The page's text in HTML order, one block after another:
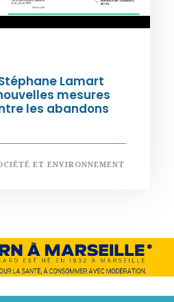
Lamart
mesures
les abandons
ET ENVIRONNEMENT